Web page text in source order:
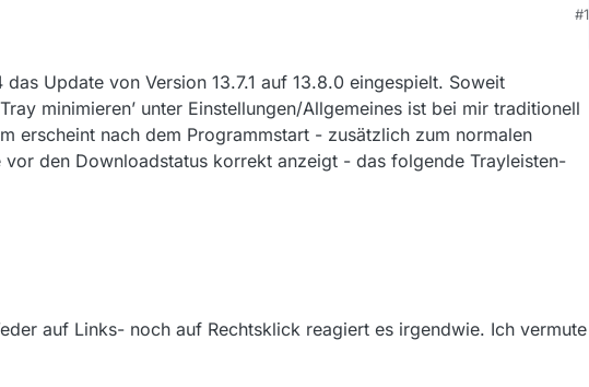
#1
Update von Version 13.7.1 auf 13.8.0 eingespielt. Soweit
minimieren’ unter Einstellungen/Allgemeines ist bei mir traditionell
erscheint nach dem Programmstart - zusätzlich zum normalen
den Downloadstatus korrekt anzeigt - das folgende Trayleisten-
auf Links- noch auf Rechtsklick reagiert es irgendwie. Ich vermute